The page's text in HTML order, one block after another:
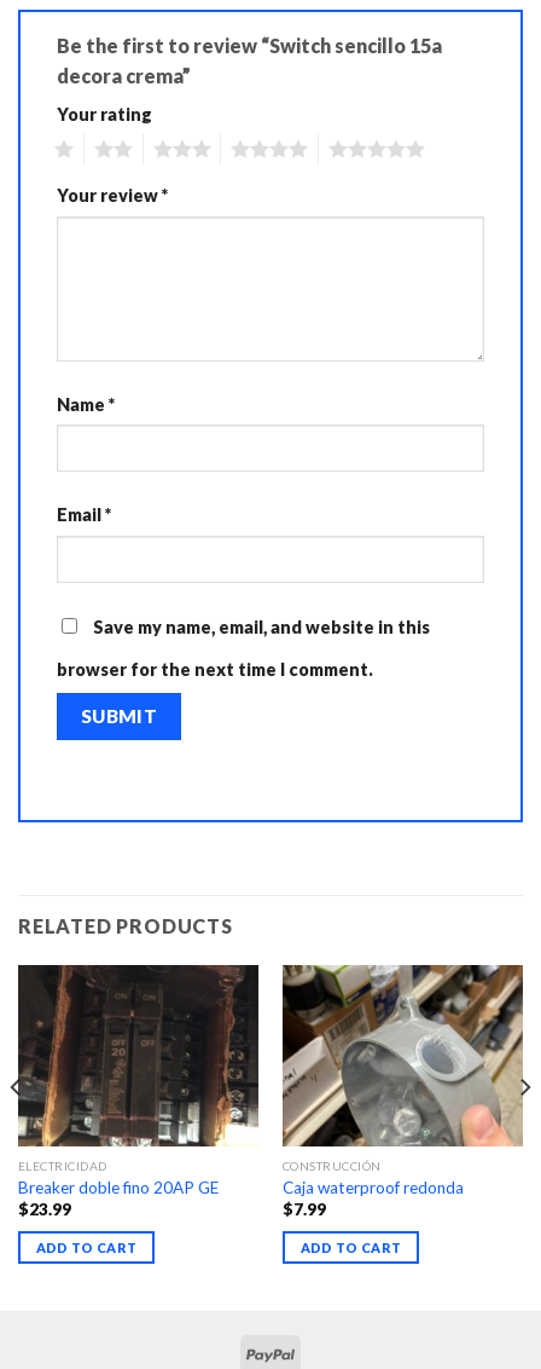
Be the first to review “Switch sencillo 15a
decora crema”
Your rating
Your review*
Name *
Email*
Save my name, email, and website in this
browser for the next time I comment.
RELATED PRODUCTS
ELECTRICIDAD
Breaker doble fino 20AP GE
$23.99
ADD TO CART
CONSTRUCCIÓN
Caja waterproof redonda
$7.99
ADD TO CART